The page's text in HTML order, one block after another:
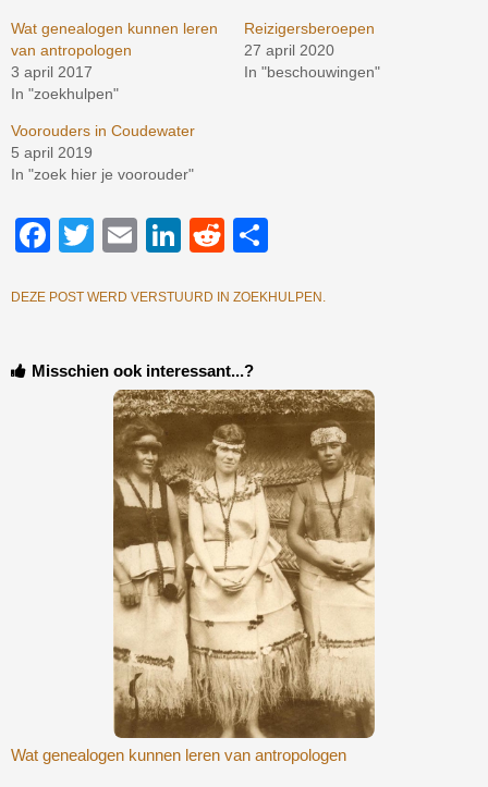
Wat genealogen kunnen leren
van antropologen
3 april 2017
In "zoekhulpen"
Reizigersberoepen
27 april 2020
In "beschouwingen"
Voorouders in Coudewater
5 april 2019
In "zoek hier je voorouder"
Facebook
Twitter
EmailLinkedIn
Reddit
DEZE POST WERD VERSTUURD IN ZOEKHULPEN
Misschien ook interessant...?
Wat genealogen kunnen leren van antropologen